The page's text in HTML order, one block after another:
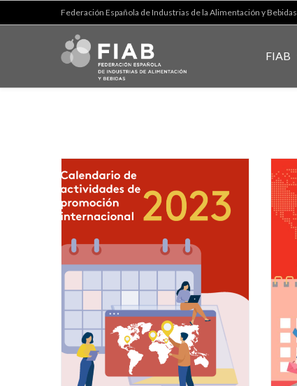
Federación Española de Industrias de la Alimentación y Bebidas
FIAB